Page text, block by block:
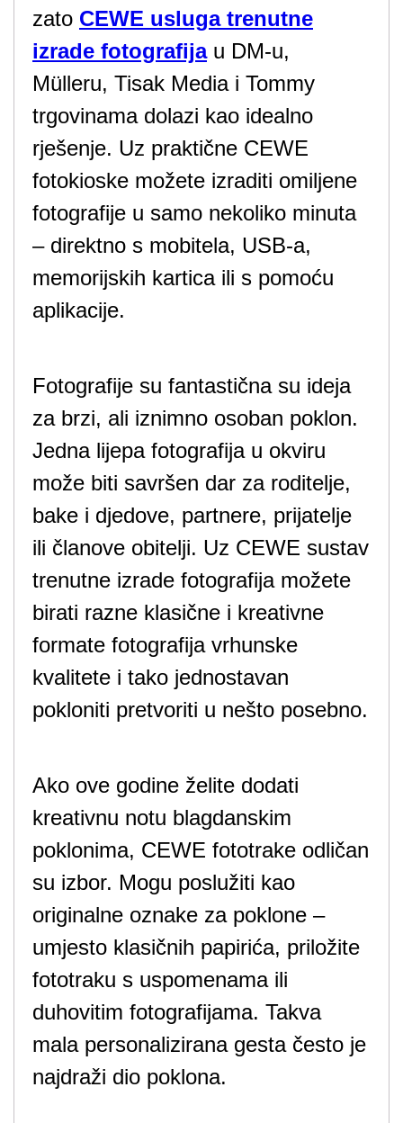
zato CEWE usluga trenutne
izrade fotografijau DM-u,
Mülleru, Tisak Media i Tommy
trgovinama dolazi kao idealno
rješenje. Uz praktične CEWE
fotokioske možete izraditi omiljene
fotografije u samo nekoliko minuta
– direktno s mobitela, USB-a,
memorijskih kartica ili s pomoću
aplikacije.
Fotografije su fantastična su ideja
za brzi, ali iznimno osoban poklon.
Jedna lijepa fotografija u okviru
može biti savršen dar za roditelje,
bake i djedove, partnere, prijatelje
ili članove obitelji. Uz CEWE sustav
trenutne izrade fotografija možete
birati razne klasične i kreativne
formate fotografija vrhunske
kvalitete i tako jednostavan
pokloniti pretvoriti u nešto posebno.
Ako ove godine želite dodati
kreativnu notu blagdanskim
poklonima, CEWE fototrake odličan
su izbor. Mogu poslužiti kao
originalne oznake za poklone –
umjesto klasičnih papirića, priložite
fototraku s uspomenama ili
duhovitim fotografijama. Takva
mala personalizirana gesta često je
najdraži dio poklona.